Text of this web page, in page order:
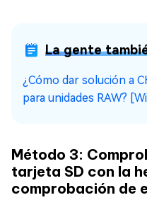
La gente
¿Cómo dar solución a
para unidades RAW?
Método 3:
tarjeta SD con la
comprobación de